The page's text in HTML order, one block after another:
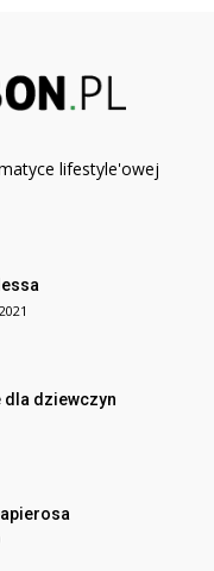
lifestyle'owej
dla dziewczyn